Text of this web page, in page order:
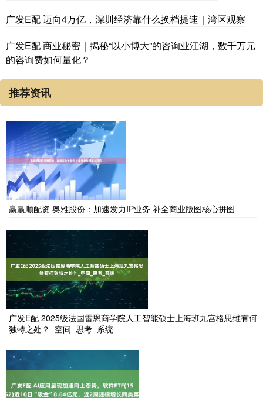
广发E配 迈向4万亿，深圳经济靠什么换档提速｜湾区观察
广发E配 商业秘密｜揭秘“以小博大”的咨询业江湖，数千万元
的咨询费如何量化？
推荐资讯
赢赢顺配资 奥雅股份：加速发力IP业务 补全商业版图核心拼图
广发E配 2025级法国雷恩商学院人工智能硕士上海班九宫格思维有何
独特之处？_空间_思考_系统